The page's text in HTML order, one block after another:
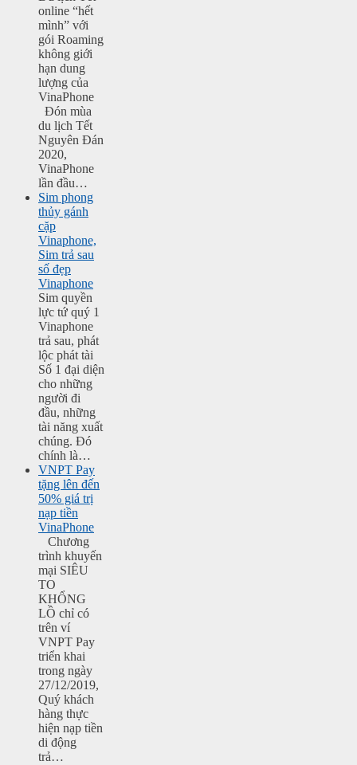
online “hết
mình” với
gói Roaming
không giới
hạn dung
lượng của
VinaPhone
Đón mùa
du lịch Tết
Nguyên Đán
2020,
VinaPhone
lần đầu…
Sim phong
thủy gánh
cặp
Vinaphone,
Sim trả sau
số đẹp
Vinaphone
Sim quyền
lực tứ quý 1
Vinaphone
trả sau, phát
lộc phát tài
Số 1 đại diện
cho những
người đi
đầu, những
tài năng xuất
chúng. Đó
chính là…
VNPT Pay
tặng lên đến
50% giá trị
nạp tiền
VinaPhone
Chương
trình khuyến
mại SIÊU
TO
KHỔNG
LỒ chỉ có
trên ví
VNPT Pay
triển khai
trong ngày
27/12/2019,
Quý khách
hàng thực
hiện nạp tiền
di động
trả…